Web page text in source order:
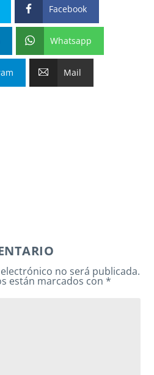
Facebook
Whatsapp
Mail
no será publicada.
están marcados con*